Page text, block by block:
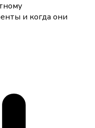
и когда они